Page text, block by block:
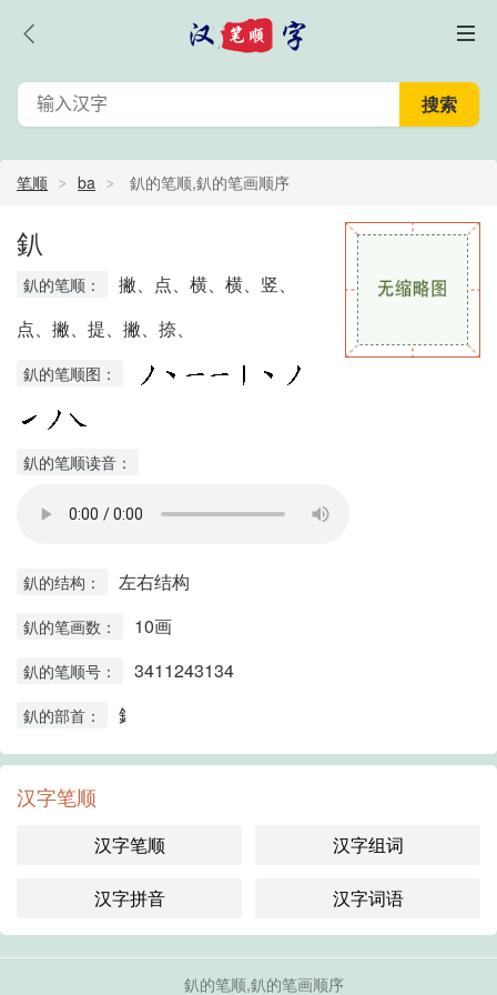
笔顺 ba 釟的笔顺,釟的笔画顺序
釟
釟的笔顺：
撇、点、横、横、竖、
点、撇、提、撇、捺、
釟的笔顺图：
釟的笔顺读音：
釟的结构： 左右结构
釟的笔画数： 10画
釟的笔顺号： 3411243134
釟的部首： 釒
汉字笔顺
汉字笔顺 汉字组词
汉字拼音 汉字词语
釟的笔顺,釟的笔画顺序